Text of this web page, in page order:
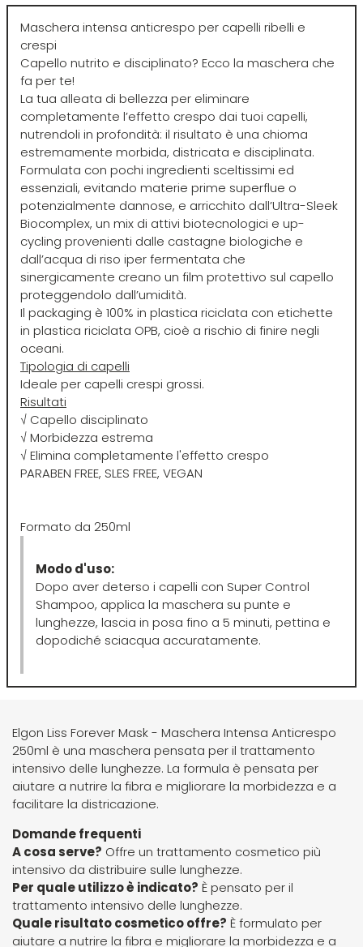
FANOLA
FARMACA INTERNATIONAL
Farmagan
FarmaVita
Floid
Four Reasons
GAMMAPIÙ
ghd
Giusy Hold
GOLDWELL
Hibros
Imbue
INSight
INTERCOSMO
Invisibobble
JOICO
JRL
Jvone Milano
Kemon
Labor
Layla
Lisap
L'Oreal
LV3
M
Manic Panic
MAREB
Matador
Mia
Mimare
Maschera intensa anticrespo per capelli ribelli e
crespi
Capello nutrito e disciplinato? Ecco la maschera che
fa per te!
La tua alleata di bellezza per eliminare
completamente l’effetto crespo dai tuoi capelli,
nutrendoli in profondità: il risultato è una chioma
estremamente morbida, districata e disciplinata.
Formulata con pochi ingredienti sceltissimi ed
essenziali, evitando materie prime superflue o
potenzialmente dannose, e arricchito dall’Ultra-Sleek
Biocomplex, un mix di attivi biotecnologici e up-
cycling provenienti dalle castagne biologiche e
dall’acqua di riso iper fermentata che
sinergicamente creano un film protettivo sul capello
proteggendolo dall’umidità.
Il packaging è 100% in plastica riciclata con etichette
in plastica riciclata OPB, cioè a rischio di finire negli
oceani.
Tipologia di capelli
Ideale per capelli crespi grossi.
Risultati
√ Capello disciplinato
√ Morbidezza estrema
√ Elimina completamente l'effetto crespo
PARABEN FREE, SLES FREE, VEGAN
Formato da 250ml
Modo d'uso:
Dopo aver deterso i capelli con Super Control
Shampoo, applica la maschera su punte e
lunghezze, lascia in posa fino a 5 minuti, pettina e
dopodiché sciacqua accuratamente.
Elgon Liss Forever Mask - Maschera Intensa Anticrespo
250ml è una maschera pensata per il trattamento
intensivo delle lunghezze. La formula è pensata per
aiutare a nutrire la fibra e migliorare la morbidezza e a
facilitare la districazione.
Domande frequenti
A cosa serve? Offre un trattamento cosmetico più
intensivo da distribuire sulle lunghezze.
Per quale utilizzo è indicato? È pensato per il
trattamento intensivo delle lunghezze.
Quale risultato cosmetico offre? È formulato per
aiutare a nutrire la fibra e migliorare la morbidezza e a